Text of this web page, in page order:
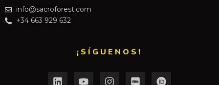
info@sacroforest.com
+34 663 929 632
¡SÍGUENOS!